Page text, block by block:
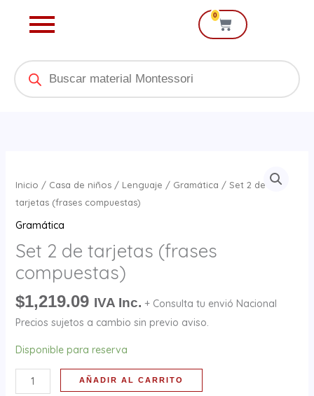
0
Cart
Products
search
Inicio / Casa de niños/ Lenguaje / Gramática / Set 2 de
tarjetas (frases compuestas)
Gramática
Set 2 de tarjetas (frases
compuestas)
$1,219.09 IVA Inc. + Consulta tu envió Nacional
Precios sujetos a cambio sin previo aviso.
Disponible para reserva
2
de
compuestas)
cantidad
AÑADIR AL CARRITO